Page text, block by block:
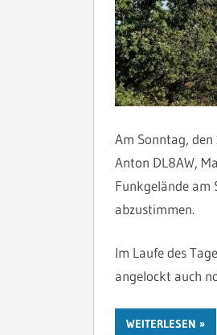
Am Sonntag,
Anton DL8AW,
Funkgelände am
abzustimmen.
Im Laufe des
angelockt auch
WEITERLESEN